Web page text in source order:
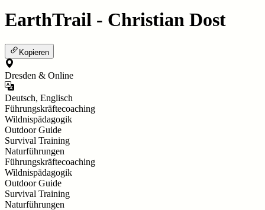
EarthTrail - Christian Dost
Kopieren
Dresden & Online
Deutsch, Englisch
Führungskräftecoaching
Wildnispädagogik
Outdoor Guide
Survival Training
Naturführungen
Führungskräftecoaching
Wildnispädagogik
Outdoor Guide
Survival Training
Naturführungen